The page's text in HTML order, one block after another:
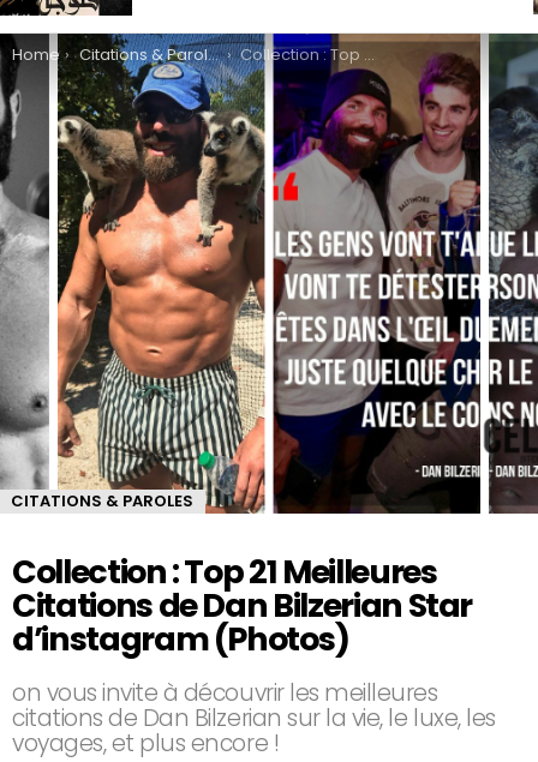
You are here:
Home Citations & Paroles Collection : Top 21 Meilleures Citations de Dan Bilzerian Star d’instagram (Photos)
CITATIONS & PAROLES
Collection : Top 21 Meilleures
Citations de Dan Bilzerian Star
d’instagram (Photos)
on vous invite à découvrir les meilleures
citations de Dan Bilzerian sur la vie, le luxe, les
voyages, et plus encore !